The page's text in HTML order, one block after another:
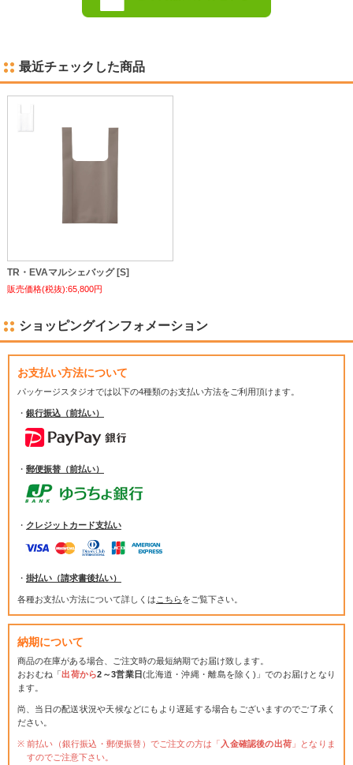
最近チェックした商品
TR・EVAマルシェバッグ [S]
販売価格(税抜):65,800円
ショッピングインフォメーション
お支払い方法について
パッケージスタジオでは以下の4種類のお支払い方法をご利用頂けます。
・ 銀行振込（前払い）
・ 郵便振替（前払い）
・ クレジットカード支払い
・ 掛払い（請求書後払い）
各種お支払い方法について詳しくは こちらをご覧下さい。
納期について
商品の在庫がある場合、ご注文時の最短納期でお届け致します。
おおむね「出荷から2～3営業日(北海道・沖縄・離島を除く)」でのお届けとなり
ます。
尚、当日の配送状況や天候などにもより遅延する場合もございますのでご了承く
ださい。
前払い（銀行振込・郵便振替）でご注文の方は「 入金確認後の出荷 」となりま
すのでご注意下さい。